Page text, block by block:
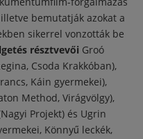
bemutatják azokat a
sikerrel vonzották be
résztvevői Groó
Csoda Krakkóban),
Káin gyermekei),
Method, Virágvölgy),
Projekt) és Ugrin
Könnyű leckék,